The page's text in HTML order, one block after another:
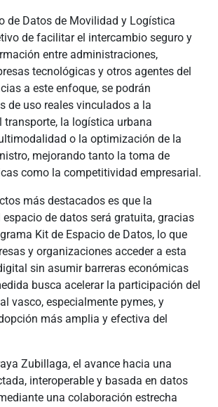
de Datos de Movilidad y Logística
de facilitar el intercambio seguro y
entre administraciones,
tecnológicas y otros agentes del
a este enfoque, se podrán
de uso reales vinculados a la
transporte, la logística urbana
o la optimización de la
mejorando tanto la toma de
como la competitividad empresarial.
más destacados es que la
de datos será gratuita, gracias
Kit de Espacio de Datos, lo que
y organizaciones acceder a esta
sin asumir barreras económicas
busca acelerar la participación del
vasco, especialmente pymes, y
más amplia y efectiva del
Zubillaga, el avance hacia una
interoperable y basada en datos
una colaboración estrecha